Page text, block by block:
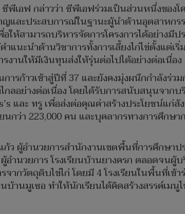
เอฟ กล่าวว่า ซีพีเอฟร่วมเป็นส่วนหนึ่งของโ
และประสบการณ์ในฐานะผู้นำด้านอุตสาหกร
ให้สามารถบริหารจัดการโครงการได้อย่าง
นะนำด้านวิชาการทั้งการเลี้ยงไก่ไข่ตั้งแต่เ
งานให้มีเงินทุนส่งให้รุ่นต่อไปได้อย่างต่อเนื่อง
การก้าวเข้าสู่ปีที่ 37 และยังคงมุ่งผนึกกำลังร่
อย่างต่อเนื่อง โดยได้รับการสนับสนุนจากบ
และ ทรู เพื่อส่งต่อคุณค่าสร้างประโยชน์แก่
นกว่า 223,000 คน และบุคลากรทางการศึกษ
ว ผู้อำนวยการสำนักงานเขตพื้นที่การศึกษา
ำนวยการ โรงเรียนบ้านยางครก ตลอดจน
ากวัตถุดิบไข่ไก่ โดยมี 4 โรงเรียนในพื้นที่เข้
นบ้านมูเซอ ทำให้นักเรียนได้คิดสร้างสรรค์